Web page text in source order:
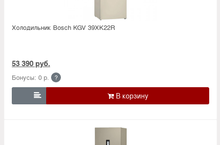
Холодильник Bosсh KGV 39XK22R
53 390 руб.
Бонусы: 0 р. ?
